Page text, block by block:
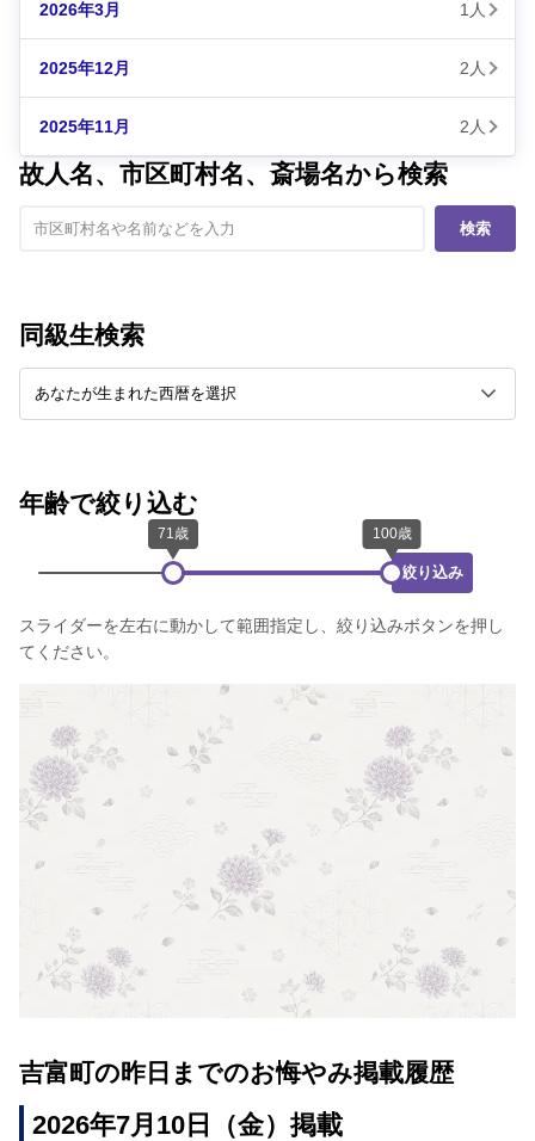
2026年3月 1人
2025年12月 2人
2025年11月 2人
故人名、市区町村名、斎場名から検索
検索
同級生検索
年齢で絞り込む
絞り込み
スライダーを左右に動かして範囲指定し、絞り込みボタンを押し
てください。
吉富町の昨日までのお悔やみ掲載履歴
2026年7月10日（金）掲載